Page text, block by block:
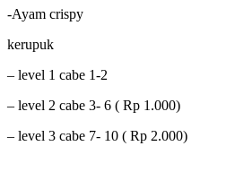
-Ayam crispy
kerupuk
– level 1 cabe 1-2
– level 2 cabe 3- 6 ( Rp 1.000)
– level 3 cabe 7- 10 ( Rp 2.000)